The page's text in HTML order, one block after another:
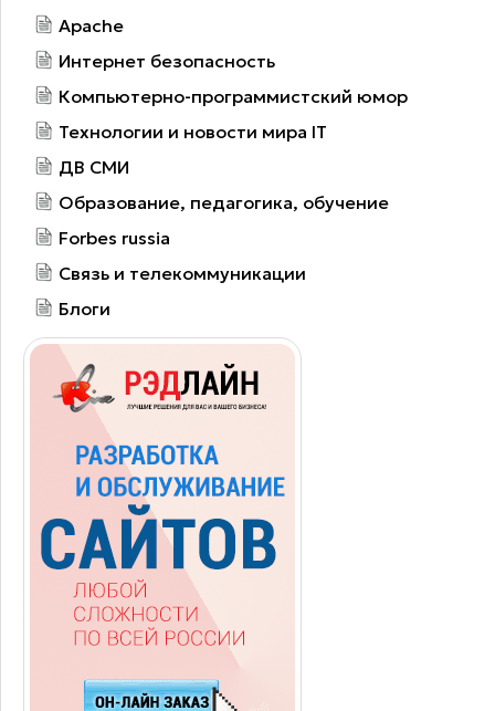
Apache
Интернет безопасность
Компьютерно-программистский юмор
Технологии и новости мира IT
ДВ СМИ
Образование, педагогика, обучение
Forbes russia
Связь и телекоммуникации
Блоги